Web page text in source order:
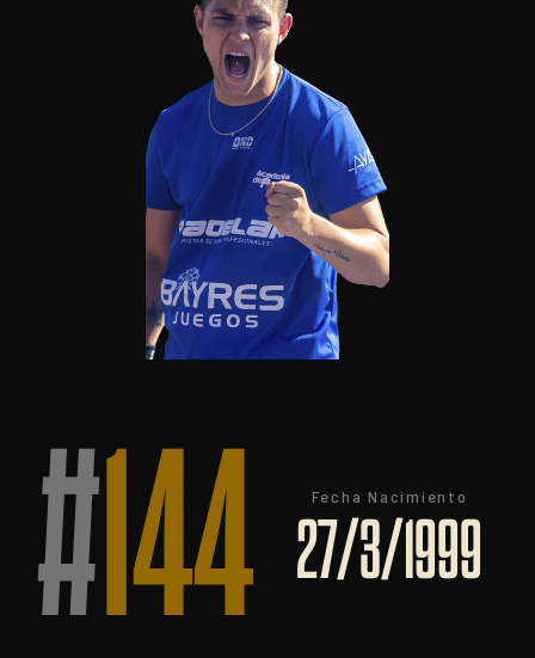
#144 Fecha Nacimiento
27/3/1999